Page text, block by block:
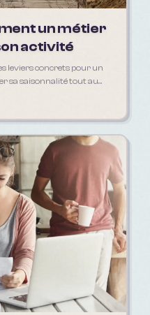
un métier
activité
leviers concrets pour un
sa saisonnalité tout au